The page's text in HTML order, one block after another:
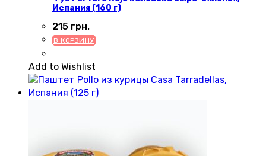
Испания (160 г)
215 грн.
В КОРЗИНУ
Add to Wishlist